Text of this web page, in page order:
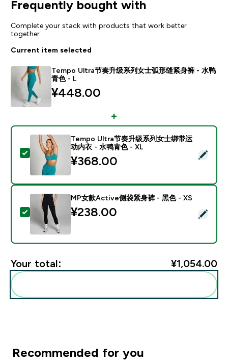
Frequently bought with
Complete your stack with products that work better
together
Current item selected
Tempo Ultra节奏升级系列女士弧形缝紧身裤 - 水鸭
青色 - L
¥448.00‎
Select this product - Tempo Ultra节奏升级系列女士
Tempo Ultra节奏升级系列女士绑带运
动内衣 - 水鸭青色 - XL
¥368.00‎
Select this product - MP女款Active侧袋紧身裤 - 黑色
MP女款Active侧袋紧身裤 - 黑色 - XS
¥238.00‎
Your total: ¥1,054.00‎
Recommended for you